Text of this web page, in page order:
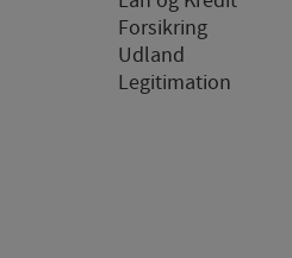
Forsikring
Udland
Legitimation
besøgsstatistik om